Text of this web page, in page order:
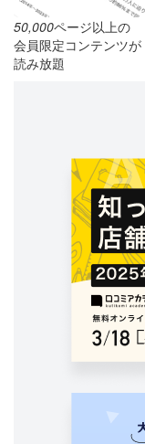
50,000ページ以上の
会員限定コンテンツが
読み放題